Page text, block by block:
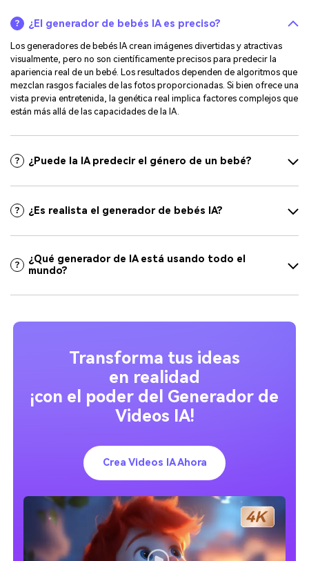
¿El generador de bebés IA es preciso?
Los generadores de bebés IA crean imágenes divertidas y atractivas
visualmente, pero no son científicamente precisos para predecir la
apariencia real de un bebé. Los resultados dependen de algoritmos que
mezclan rasgos faciales de las fotos proporcionadas. Si bien ofrece una
vista previa entretenida, la genética real implica factores complejos que
están más allá de las capacidades de la IA.
¿Puede la IA predecir el género de un bebé?
¿Es realista el generador de bebés IA?
¿Qué generador de IA está usando todo el
mundo?
Transforma tus ideas
en realidad
¡con el poder del Generador de
Videos IA!
Crea Videos IA Ahora